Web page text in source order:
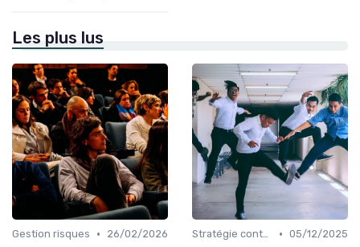
Les plus lus
Gestion risques •
26/02/2026
Stratégie contentieuse • 05/12/2025